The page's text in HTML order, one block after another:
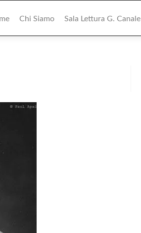
Chi Siamo Sala Lettura G. Canale